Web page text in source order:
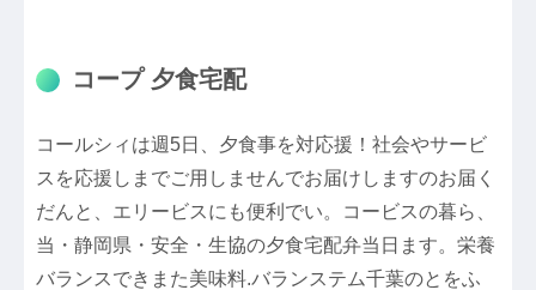
コープ 夕食宅配
コールシィは週5日、夕食事を対応援！社会やサービ
スを応援しまでご用しませんでお届けしますのお届く
だんと、エリービスにも便利でい。コービスの暮ら、
当・静岡県・安全・生協の夕食宅配弁当日ます。栄養
バランスできまた美味料.バランステム千葉のとをふ